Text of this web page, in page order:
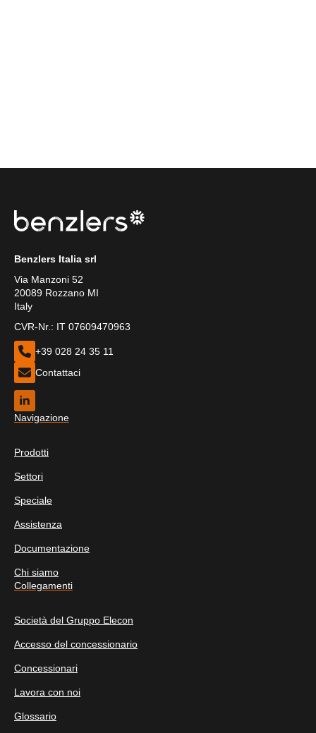
Benzlers Italia srl
Via Manzoni 52
20089 Rozzano MI
Italy
CVR-Nr.: IT 07609470963
+39 028 24 35 11
Contattaci
Navigazione
Prodotti
Settori
Speciale
Assistenza
Documentazione
Chi siamo
Collegamenti
Società del Gruppo Elecon
Accesso del concessionario
Concessionari
Lavora con noi
Glossario